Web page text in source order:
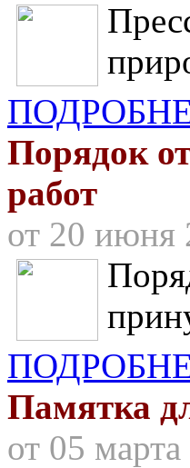
Порядок
работ
от 20 июня
Памятка
от 05